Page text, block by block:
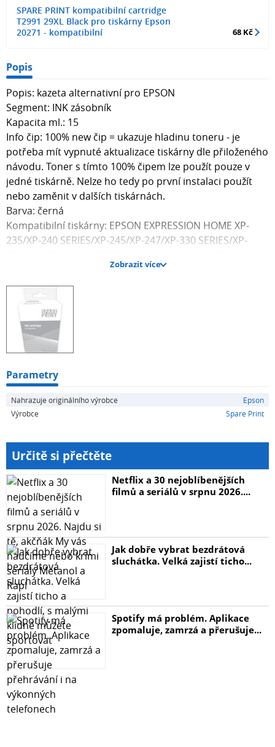
SPARE PRINT kompatibilní cartridge
T2991 29XL Black pro tiskárny Epson
20271 - kompatibilní
68 Kč
Popis
Popis: kazeta alternativní pro EPSON
Segment: INK zásobník
Kapacita ml.: 15
Info čip: 100% new čip = ukazuje hladinu toneru - je
potřeba mít vypnuté aktualizace tiskárny dle přiloženého
návodu. Toner s tímto 100% čipem lze použít pouze v
jedné tiskárně. Nelze ho tedy po první instalaci použít
nebo zaměnit v dalších tiskárnách.
Barva: černá
Kompatibilní tiskárny: EPSON EXPRESSION HOME XP-
235/XP-240 SERIES/XP-245/XP-247/XP-330 SERIES/XP-
SERIES/XP-432/XP-435/XP-440 SERIES/XP-442/XP-445
Zobrazit více
Parametry
Nahrazuje originálního výrobce
Epson
Výrobce
Spare Print
Určitě si přečtěte
Netflix a 30 nejoblíbenějších
filmů a seriálů v srpnu 2026....
Jak dobře vybrat bezdrátová
sluchátka. Velká zajistí ticho...
Spotify má problém. Aplikace
zpomaluje, zamrzá a přerušuje...